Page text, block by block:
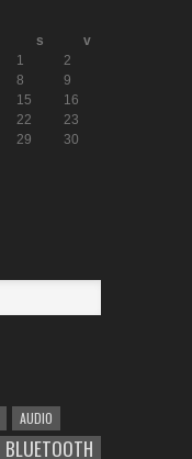
s
v
1
2
8
9
15
16
22
23
29
30
AUDIO
BLUETOOTH